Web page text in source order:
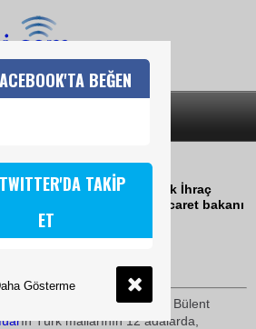
TÜRK ÜRÜNLERİ TANITIMI
düzenlenen "2. Türk İhraç
açılışını Sanayi ve Ticaret bakanı
Muğla Ticaret Odası Başkanı Bülent
ın Türk mallarının 12 adalarda,
BEĞEN
TWITTER'DA TAKİP
ET
Gösterme